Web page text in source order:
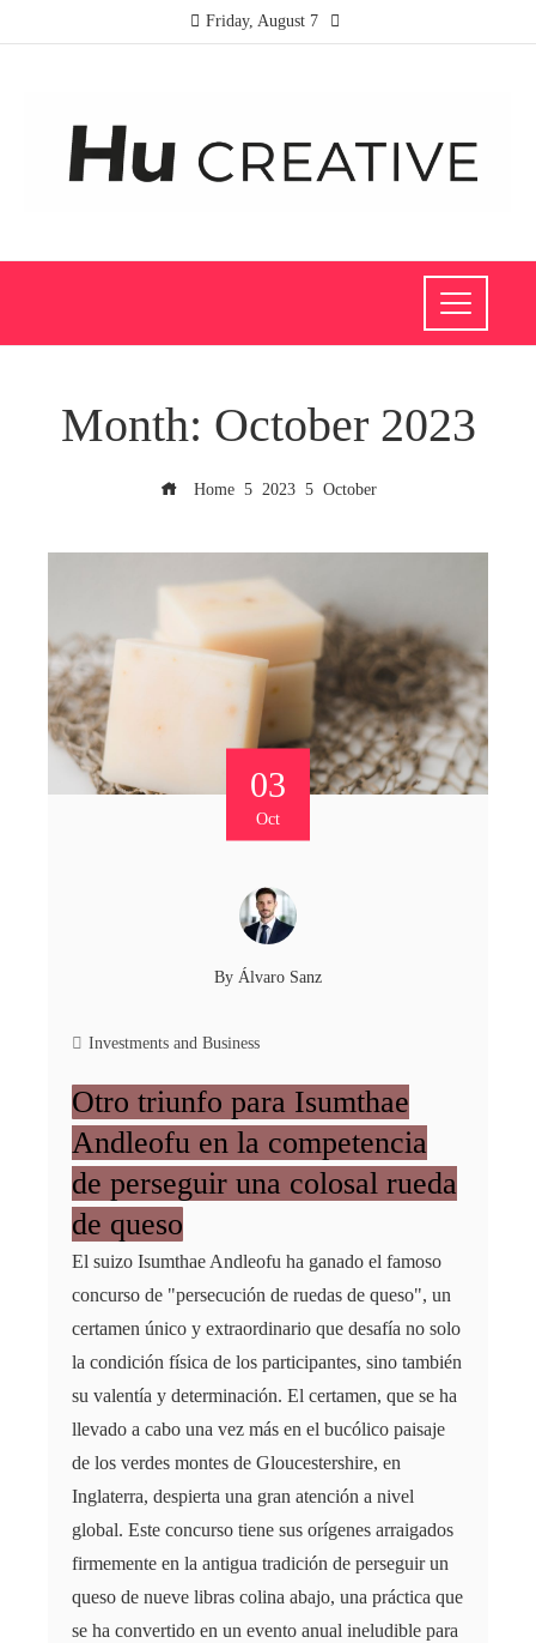
Friday, August 7
Month: October 2023
Home 2023 October
03
Oct
By Álvaro Sanz
Investments and Business
Otro triunfo para Isumthae
Andleofu en la competencia
de perseguir una colosal rueda
de queso
El suizo Isumthae Andleofu ha ganado el famoso
concurso de "persecución de ruedas de queso", un
certamen único y extraordinario que desafía no solo
la condición física de los participantes, sino también
su valentía y determinación. El certamen, que se ha
llevado a cabo una vez más en el bucólico paisaje
de los verdes montes de Gloucestershire, en
Inglaterra, despierta una gran atención a nivel
global. Este concurso tiene sus orígenes arraigados
firmemente en la antigua tradición de perseguir un
queso de nueve libras colina abajo, una práctica que
se ha convertido en un evento anual ineludible para